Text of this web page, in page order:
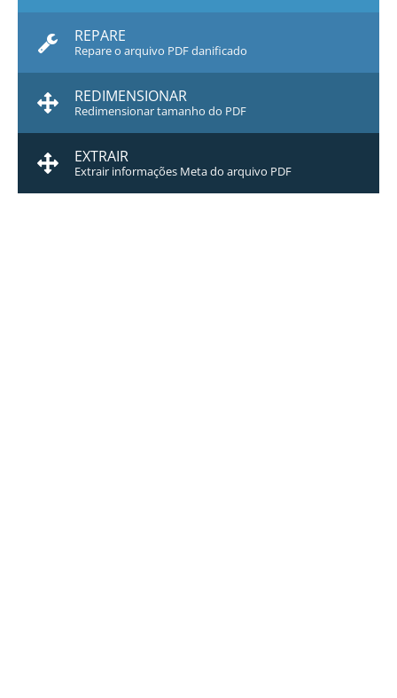
REPARE
Repare o arquivo PDF danificado
REDIMENSIONAR
Redimensionar tamanho do PDF
EXTRAIR
Extrair informações Meta do arquivo PDF